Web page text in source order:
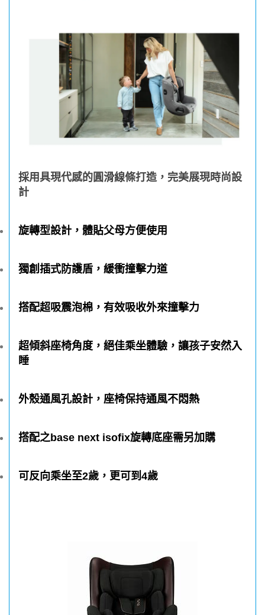
採用具現代感的圓滑線條打造，完美展現時尚設
計
旋轉型設計，體貼父母方便使用
獨創插式防護盾，緩衝撞擊力道
搭配超吸震泡棉，有效吸收外來撞擊力
超傾斜座椅角度，絕佳乘坐體驗，讓孩子安然入
睡
外殼通風孔設計，座椅保持通風不悶熱
搭配之base next isofix旋轉底座需另加購
可反向乘坐至2歲，更可到4歲